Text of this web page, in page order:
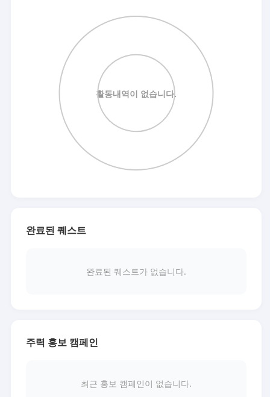
완료된 퀘스트
완료된 퀘스트가 없습니다.
주력 홍보 캠페인
최근 홍보 캠페인이 없습니다.